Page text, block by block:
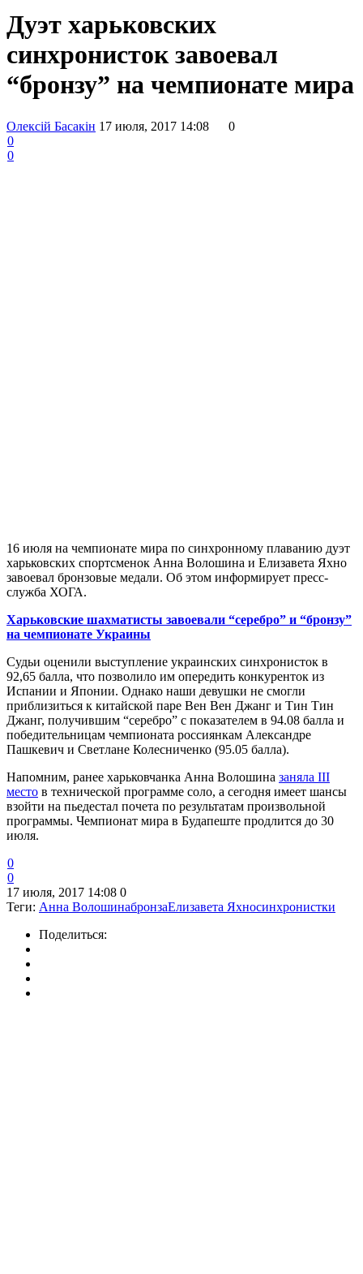
Дуэт харьковских
синхронисток завоевал
“бронзу” на чемпионате мира
Олексій Басакін 17 июля, 2017 14:08
0
0
0
16 июля на чемпионате мира по синхронному плаванию дуэт
харьковских спортсменок Анна Волошина и Елизавета Яхно
завоевал бронзовые медали. Об этом информирует пресс-
служба ХОГА.
Харьковские шахматисты завоевали “серебро” и “бронзу”
на чемпионате Украины
Судьи оценили выступление украинских синхронисток в
92,65 балла, что позволило им опередить конкуренток из
Испании и Японии. Однако наши девушки не смогли
приблизиться к китайской паре Вен Вен Джанг и Тин Тин
Джанг, получившим “серебро” с показателем в 94.08 балла и
победительницам чемпионата россиянкам Александре
Пашкевич и Светлане Колесниченко (95.05 балла).
Напомним, ранее харьковчанка Анна Волошина заняла III
место в технической программе соло, а сегодня имеет шансы
взойти на пьедестал почета по результатам произвольной
программы. Чемпионат мира в Будапеште продлится до 30
июля.
0
0
17 июля, 2017 14:08 0
Теги: Анна ВолошинабронзаЕлизавета Яхносинхронистки
Поделиться: